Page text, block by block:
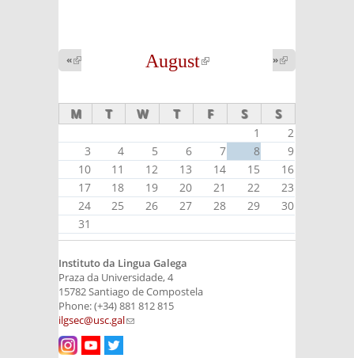
August
(link is
«
external)
»
external)
M T W T F S S
1
2
3
4 5 6 7 8
9
10
11 12 13 14 15
16
17
18 19 20 21 22
23
24
25 26 27 28 29
30
31
Instituto da Lingua Galega
Praza da Universidade, 4
15782 Santiago de Compostela
Phone: (+34) 881 812 815
ilgsec@usc.gal(link sends e-mail)